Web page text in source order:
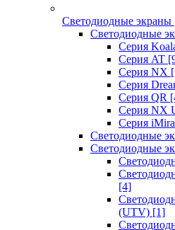
Светодиодные экраны
Светодиодные
Cерия
Серия AT
Серия NX
Серия
Серия QR
Серия NX
Серия
Светодиодные
Светодиодные
[4]
(UTV) [1]